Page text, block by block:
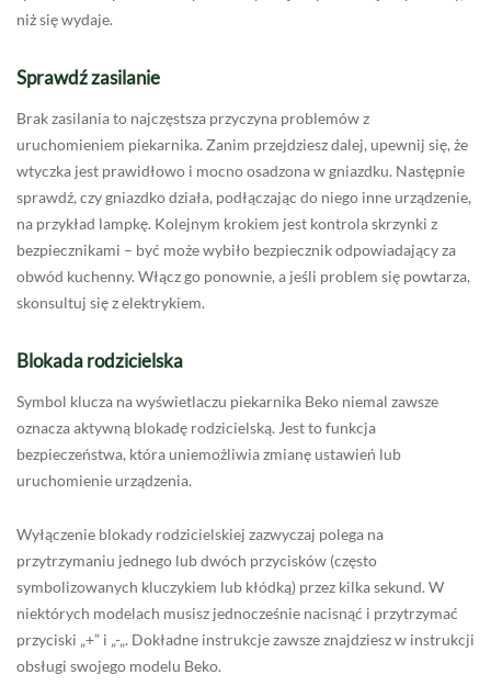
niż się wydaje.
Sprawdź zasilanie
Brak zasilania to najczęstsza przyczyna problemów z
uruchomieniem piekarnika. Zanim przejdziesz dalej, upewnij się, że
wtyczka jest prawidłowo i mocno osadzona w gniazdku. Następnie
sprawdź, czy gniazdko działa, podłączając do niego inne urządzenie,
na przykład lampkę. Kolejnym krokiem jest kontrola skrzynki z
bezpiecznikami – być może wybiło bezpiecznik odpowiadający za
obwód kuchenny. Włącz go ponownie, a jeśli problem się powtarza,
skonsultuj się z elektrykiem.
Blokada rodzicielska
Symbol klucza na wyświetlaczu piekarnika Beko niemal zawsze
oznacza aktywną blokadę rodzicielską. Jest to funkcja
bezpieczeństwa, która uniemożliwia zmianę ustawień lub
uruchomienie urządzenia.
Wyłączenie blokady rodzicielskiej zazwyczaj polega na
przytrzymaniu jednego lub dwóch przycisków (często
symbolizowanych kluczykiem lub kłódką) przez kilka sekund. W
niektórych modelach musisz jednocześnie nacisnąć i przytrzymać
przyciski „+” i „-„. Dokładne instrukcje zawsze znajdziesz w instrukcji
obsługi swojego modelu Beko.